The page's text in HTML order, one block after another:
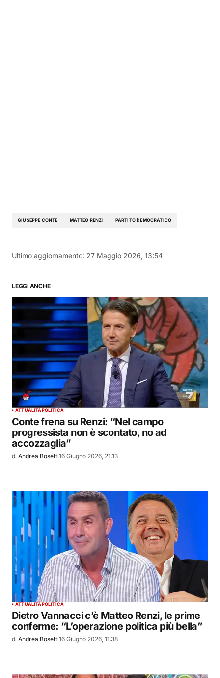
GIUSEPPE CONTE MATTEO RENZI PARTITO DEMOCRATICO
Ultimo aggiornamento: 27 Maggio 2026, 13:54
LEGGI ANCHE
ATTUALITÀPOLITICA
Conte frena su Renzi: “Nel campo
progressista non è scontato, no ad
accozzaglia”
di Andrea Bosetti16 Giugno 2026, 21:13
ATTUALITÀPOLITICA
Dietro Vannacci c’è Matteo Renzi, le prime
conferme: “L’operazione politica più bella”
di Andrea Bosetti16 Giugno 2026, 11:38